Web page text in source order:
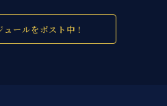
ールをポスト中！